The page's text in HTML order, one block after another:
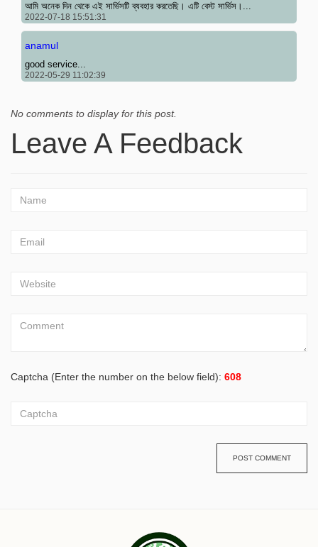
আমি অনেক দিন থেকে এই সার্ভিসটি ব্যবহার করতেছি। এটি বেস্ট সার্ভিস।...
2022-07-18 15:51:31
anamul
good service...
2022-05-29 11:02:39
No comments to display for this post.
Leave A Feedback
Captcha (Enter the number on the below field): 608
POST COMMENT